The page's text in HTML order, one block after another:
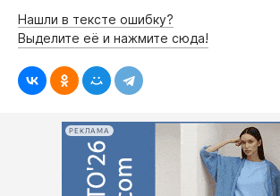
Нашли в тексте ошибку?
Выделите её и нажмите сюда!
РЕКЛАМА